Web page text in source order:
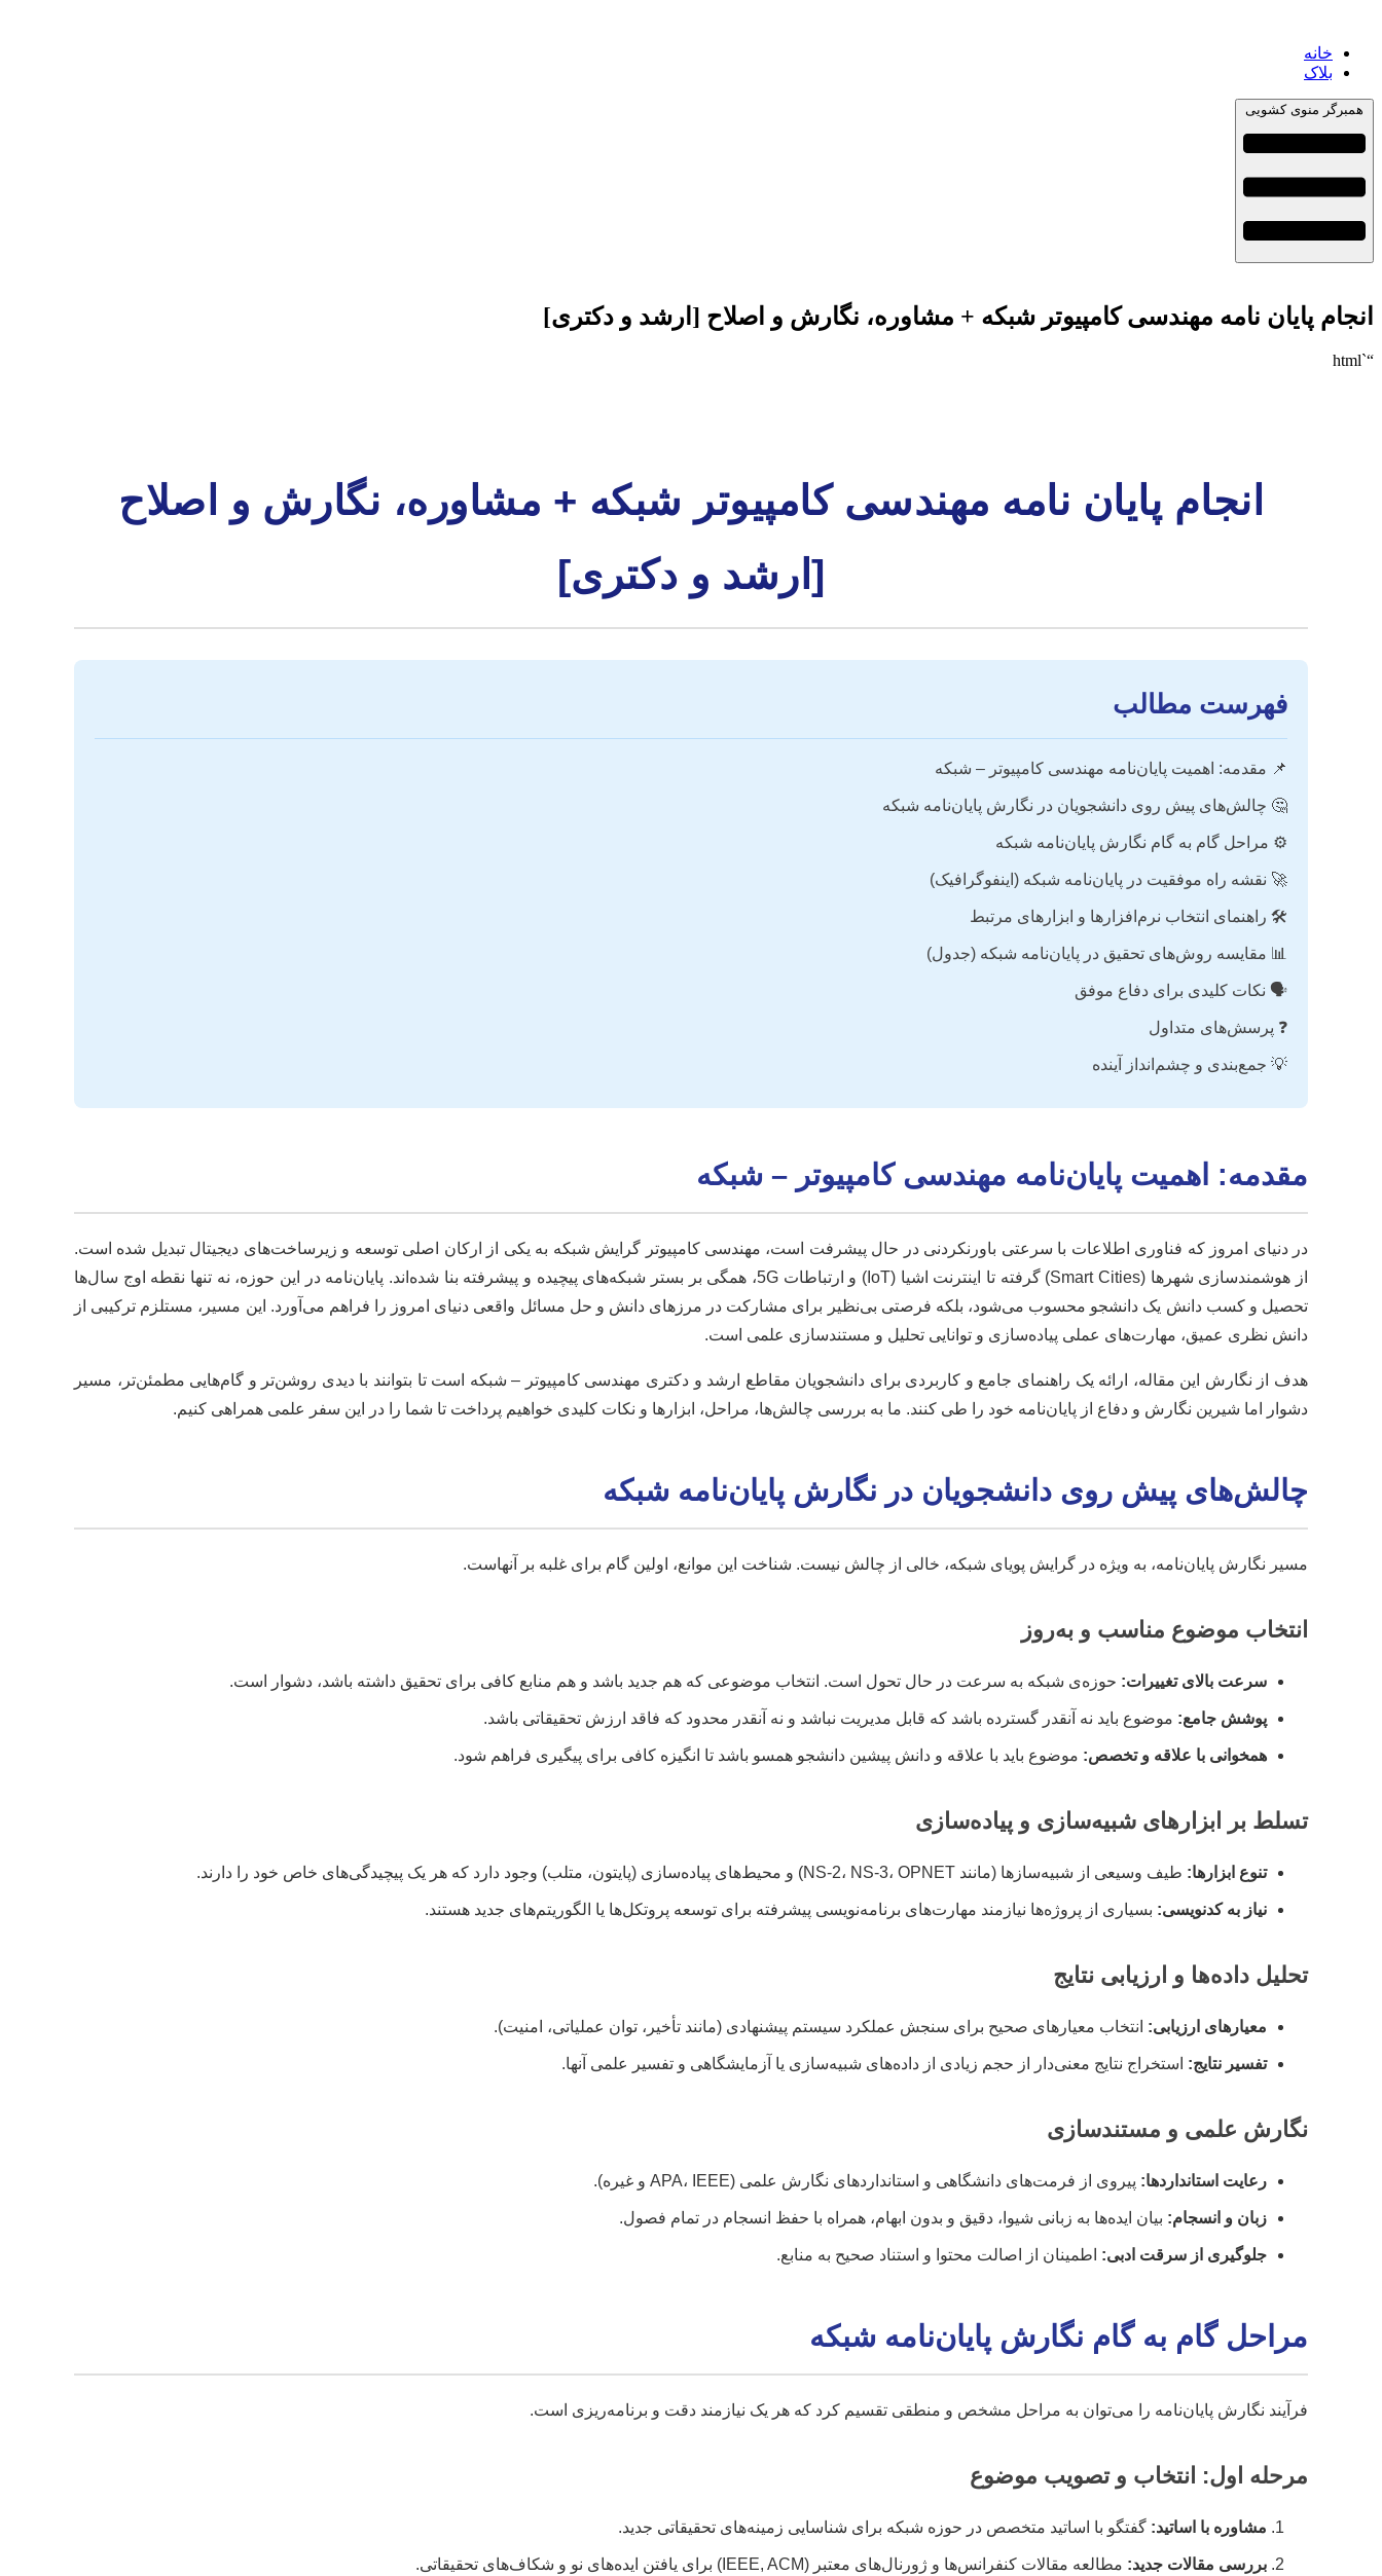
خانه
بلاک
همبرگر منوی کشویی
انجام پایان نامه مهندسی کامپیوتر شبکه + مشاوره، نگارش و اصلاح [ارشد و دکتری]
“`html
انجام پایان نامه مهندسی کامپیوتر شبکه + مشاوره، نگارش و اصلاح
[ارشد و دکتری]
فهرست مطالب
📌 مقدمه: اهمیت پایان‌نامه مهندسی کامپیوتر – شبکه
🤔 چالش‌های پیش روی دانشجویان در نگارش پایان‌نامه شبکه
⚙️ مراحل گام به گام نگارش پایان‌نامه شبکه
🚀 نقشه راه موفقیت در پایان‌نامه شبکه (اینفوگرافیک)
🛠️ راهنمای انتخاب نرم‌افزارها و ابزارهای مرتبط
📊 مقایسه روش‌های تحقیق در پایان‌نامه شبکه (جدول)
🗣️ نکات کلیدی برای دفاع موفق
❓ پرسش‌های متداول
💡 جمع‌بندی و چشم‌انداز آینده
مقدمه: اهمیت پایان‌نامه مهندسی کامپیوتر – شبکه
در دنیای امروز که فناوری اطلاعات با سرعتی باورنکردنی در حال پیشرفت است، مهندسی کامپیوتر گرایش شبکه به یکی از ارکان اصلی توسعه و زیرساخت‌های دیجیتال تبدیل شده است.
از هوشمندسازی شهرها (Smart Cities) گرفته تا اینترنت اشیا (IoT) و ارتباطات 5G، همگی بر بستر شبکه‌های پیچیده و پیشرفته بنا شده‌اند. پایان‌نامه در این حوزه، نه تنها نقطه اوج سال‌ها
تحصیل و کسب دانش یک دانشجو محسوب می‌شود، بلکه فرصتی بی‌نظیر برای مشارکت در مرزهای دانش و حل مسائل واقعی دنیای امروز را فراهم می‌آورد. این مسیر، مستلزم ترکیبی از
دانش نظری عمیق، مهارت‌های عملی پیاده‌سازی و توانایی تحلیل و مستندسازی علمی است.
هدف از نگارش این مقاله، ارائه یک راهنمای جامع و کاربردی برای دانشجویان مقاطع ارشد و دکتری مهندسی کامپیوتر – شبکه است تا بتوانند با دیدی روشن‌تر و گام‌هایی مطمئن‌تر، مسیر
دشوار اما شیرین نگارش و دفاع از پایان‌نامه خود را طی کنند. ما به بررسی چالش‌ها، مراحل، ابزارها و نکات کلیدی خواهیم پرداخت تا شما را در این سفر علمی همراهی کنیم.
چالش‌های پیش روی دانشجویان در نگارش پایان‌نامه شبکه
مسیر نگارش پایان‌نامه، به ویژه در گرایش پویای شبکه، خالی از چالش نیست. شناخت این موانع، اولین گام برای غلبه بر آنهاست.
انتخاب موضوع مناسب و به‌روز
سرعت بالای تغییرات: حوزه‌ی شبکه به سرعت در حال تحول است. انتخاب موضوعی که هم جدید باشد و هم منابع کافی برای تحقیق داشته باشد، دشوار است.
پوشش جامع: موضوع باید نه آنقدر گسترده باشد که قابل مدیریت نباشد و نه آنقدر محدود که فاقد ارزش تحقیقاتی باشد.
همخوانی با علاقه و تخصص: موضوع باید با علاقه و دانش پیشین دانشجو همسو باشد تا انگیزه کافی برای پیگیری فراهم شود.
تسلط بر ابزارهای شبیه‌سازی و پیاده‌سازی
تنوع ابزارها: طیف وسیعی از شبیه‌سازها (مانند NS-2، NS-3، OPNET) و محیط‌های پیاده‌سازی (پایتون، متلب) وجود دارد که هر یک پیچیدگی‌های خاص خود را دارند.
نیاز به کدنویسی: بسیاری از پروژه‌ها نیازمند مهارت‌های برنامه‌نویسی پیشرفته برای توسعه پروتکل‌ها یا الگوریتم‌های جدید هستند.
تحلیل داده‌ها و ارزیابی نتایج
معیارهای ارزیابی: انتخاب معیارهای صحیح برای سنجش عملکرد سیستم پیشنهادی (مانند تأخیر، توان عملیاتی، امنیت).
تفسیر نتایج: استخراج نتایج معنی‌دار از حجم زیادی از داده‌های شبیه‌سازی یا آزمایشگاهی و تفسیر علمی آنها.
نگارش علمی و مستندسازی
رعایت استانداردها: پیروی از فرمت‌های دانشگاهی و استانداردهای نگارش علمی (APA، IEEE و غیره).
زبان و انسجام: بیان ایده‌ها به زبانی شیوا، دقیق و بدون ابهام، همراه با حفظ انسجام در تمام فصول.
جلوگیری از سرقت ادبی: اطمینان از اصالت محتوا و استناد صحیح به منابع.
مراحل گام به گام نگارش پایان‌نامه شبکه
فرآیند نگارش پایان‌نامه را می‌توان به مراحل مشخص و منطقی تقسیم کرد که هر یک نیازمند دقت و برنامه‌ریزی است.
مرحله اول: انتخاب و تصویب موضوع
مشاوره با اساتید: گفتگو با اساتید متخصص در حوزه شبکه برای شناسایی زمینه‌های تحقیقاتی جدید.
بررسی مقالات جدید: مطالعه مقالات کنفرانس‌ها و ژورنال‌های معتبر (IEEE, ACM) برای یافتن ایده‌های نو و شکاف‌های تحقیقاتی.